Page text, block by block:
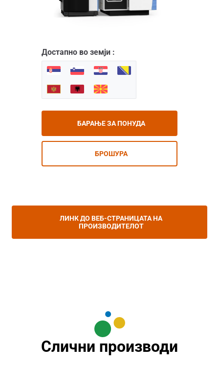
Достапно во земји :
БАРАЊЕ ЗА ПОНУДА
БРОШУРА
ЛИНК ДО ВЕБ-СТРАНИЦАТА НА
ПРОИЗВОДИТЕЛОТ
Слични производи